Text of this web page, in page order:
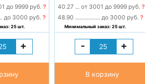
до 9999 руб. ?
до 3000 руб. ?
25 шт.
+
40.27 ... от 3001 до 9999 руб.?
48.90 ................. до 3000 руб.?
Минимальный заказ: 25 шт.
- +
В корзину